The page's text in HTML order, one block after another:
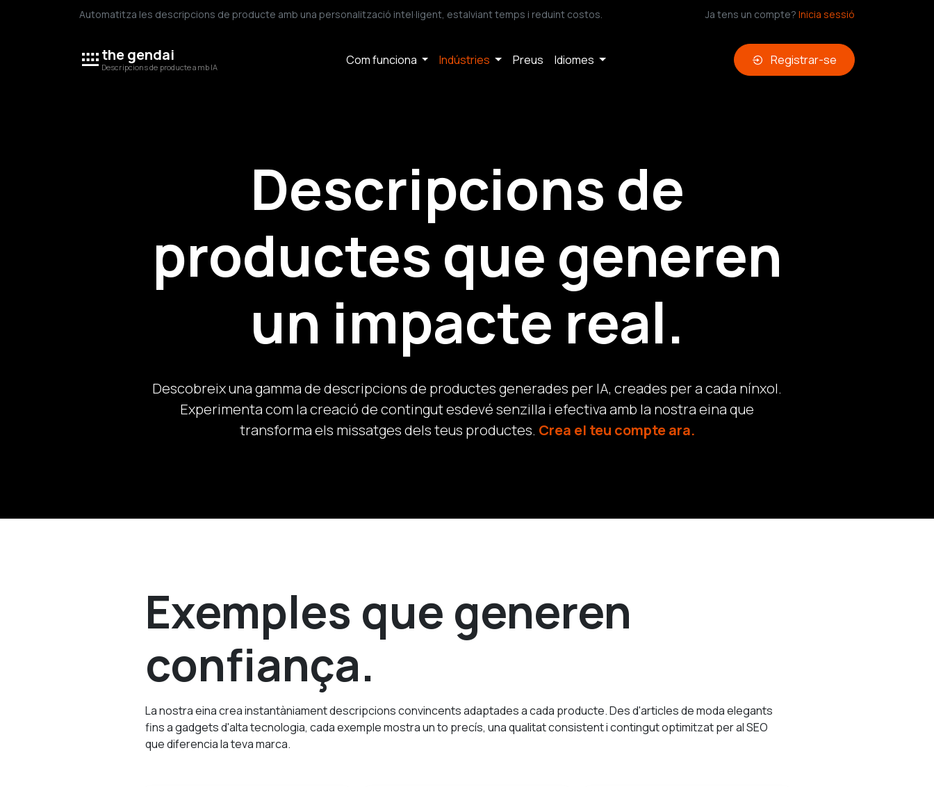
Automatitza les descripcions de producte amb una personalització intel·ligent, estalviant temps i reduint costos. Ja tens un compte? Inicia sessió
the gendai
Descripcions de producte amb IA Com funciona Indústries Preus Idiomes Registrar-se
Descripcions de
productes que generen
un impacte real.
Descobreix una gamma de descripcions de productes generades per IA, creades per a cada nínxol.
Experimenta com la creació de contingut esdevé senzilla i efectiva amb la nostra eina que
transforma els missatges dels teus productes. Crea el teu compte ara.
Exemples que generen
confiança.
La nostra eina crea instantàniament descripcions convincents adaptades a cada producte. Des d'articles de moda elegants
fins a gadgets d'alta tecnologia, cada exemple mostra un to precís, una qualitat consistent i contingut optimitzat per al SEO
que diferencia la teva marca.